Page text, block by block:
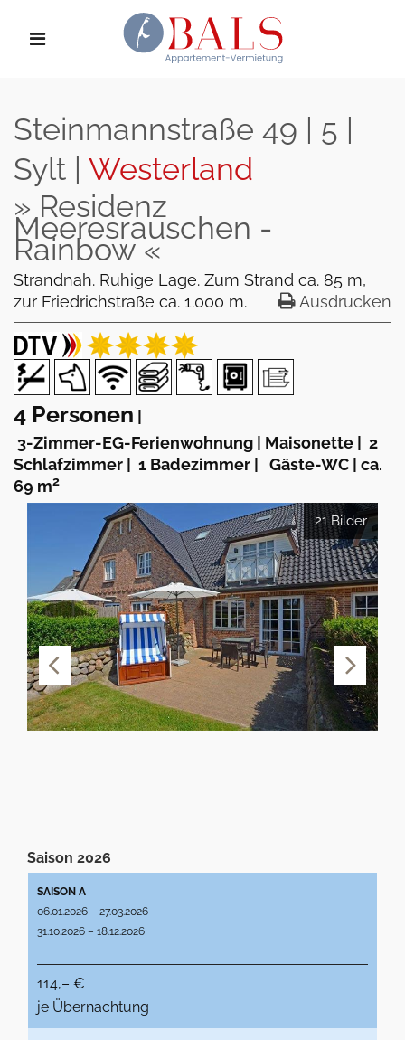
Steinmannstraße 49 | 5 |
Sylt | Westerland
» Residenz
Meeresrauschen -
Rainbow «
Strandnah. Ruhige Lage. Zum Strand ca. 85 m,
zur Friedrichstraße ca. 1.000 m.
Ausdrucken
4 Personen
3-Zimmer-EG-Ferienwohnung | Maisonette
2
Schlafzimmer
1 Badezimmer Gäste-WC
ca.
69 m2
21 Bilder
Saison 2026
SAISON A
06.01.2026 – 27.03.2026
31.10.2026 – 18.12.2026
114,– €
je Übernachtung